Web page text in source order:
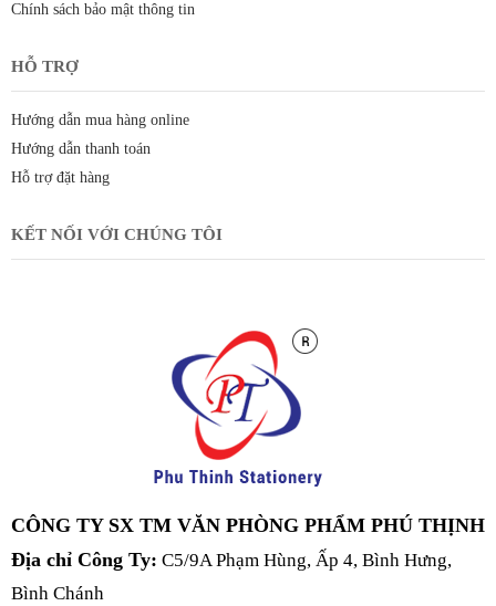
Chính sách bảo mật thông tin
HỖ TRỢ
Hướng dẫn mua hàng online
Hướng dẫn thanh toán
Hỗ trợ đặt hàng
KẾT NỐI VỚI CHÚNG TÔI
CÔNG TY SX TM VĂN PHÒNG PHẨM PHÚ THỊNH
Địa chỉ Công Ty: C5/9A Phạm Hùng, Ấp 4, Bình Hưng,
Bình Chánh